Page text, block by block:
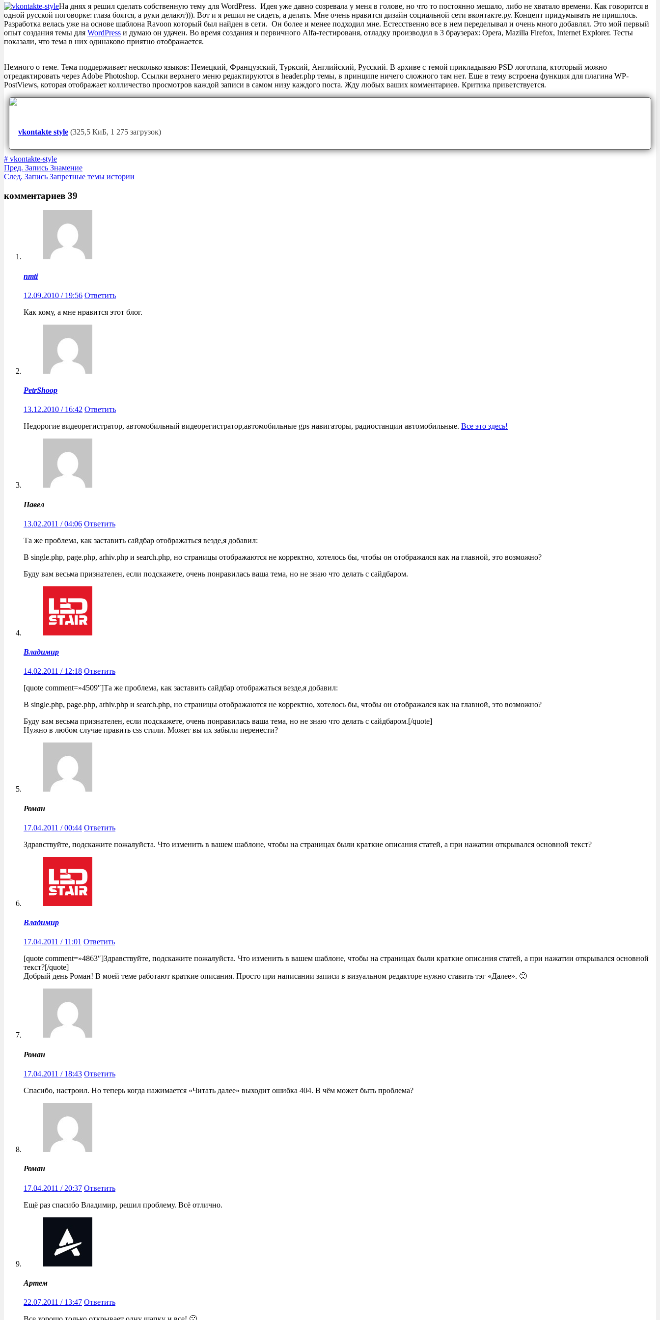
На днях я решил сделать собственную тему для WordPress. Идея уже давно созревала у меня в голове, но что то постоянно мешало, либо не хватало времени. Как говорится в
одной русской поговорке: глаза боятся, а руки делают))). Вот и я решил не сидеть, а делать. Мне очень нравится дизайн социальной сети вконтакте.ру. Концепт придумывать не пришлось.
Разработка велась уже на основе шаблона Ravoon который был найден в сети. Он более и менее подходил мне. Естесственно все в нем переделывал и очень много добавлял. Это мой первый
опыт создания темы для WordPress и думаю он удачен. Во время создания и первичного Alfa-тестированя, отладку производил в 3 браузерах: Opera, Mazilla Firefox, Internet Explorer. Тесты
показали, что тема в них одинаково приятно отображается.
Немного о теме. Тема поддерживает несколько языков: Немецкий, Французский, Турксий, Английский, Русский. В архиве с темой прикладываю PSD логотипа, ктоторый можно
отредактировать через Adobe Photoshop. Ссылки верхнего меню редактируются в header.php темы, в принципе ничего сложного там нет. Еще в тему встроена функция для плагина WP-
PostViews, которая отображает колличество просмотров каждой записи в самом низу каждого поста. Жду любых ваших комментариев. Критика приветствуется.
vkontakte style (325,5 КиБ, 1 275 загрузок)
# vkontakte-style
Пред. Запись Знамение
След. Запись Запретные темы истории
комментариев 39
nmti
12.09.2010 / 19:56 Ответить
Как кому, а мне нравится этот блог.
PetrShoop
13.12.2010 / 16:42 Ответить
Недорогие видеорегистратор, автомобильный видеорегистратор,автомобильные gps навигаторы, радиостанции автомобильные. Все это здесь!
Павел
13.02.2011 / 04:06 Ответить
Та же проблема, как заставить сайдбар отображаться везде,я добавил:
В single.php, page.php, arhiv.php и search.php, но страницы отображаются не корректно, хотелось бы, чтобы он отображался как на главной, это возможно?
Буду вам весьма признателен, если подскажете, очень понравилась ваша тема, но не знаю что делать с сайдбаром.
Владимир
14.02.2011 / 12:18 Ответить
[quote comment=»4509″]Та же проблема, как заставить сайдбар отображаться везде,я добавил:
В single.php, page.php, arhiv.php и search.php, но страницы отображаются не корректно, хотелось бы, чтобы он отображался как на главной, это возможно?
Буду вам весьма признателен, если подскажете, очень понравилась ваша тема, но не знаю что делать с сайдбаром.[/quote]
Нужно в любом случае править css стили. Может вы их забыли перенести?
Роман
17.04.2011 / 00:44 Ответить
Здравствуйте, подскажите пожалуйста. Что изменить в вашем шаблоне, чтобы на страницах были краткие описания статей, а при нажатии открывался основной текст?
Владимир
17.04.2011 / 11:01 Ответить
[quote comment=»4863″]Здравствуйте, подскажите пожалуйста. Что изменить в вашем шаблоне, чтобы на страницах были краткие описания статей, а при нажатии открывался основной
текст?[/quote]
Добрый день Роман! В моей теме работают краткие описания. Просто при написании записи в визуальном редакторе нужно ставить тэг «Далее». 🙂
Роман
17.04.2011 / 18:43 Ответить
Спасибо, настроил. Но теперь когда нажимается «Читать далее» выходит ошибка 404. В чём может быть проблема?
Роман
17.04.2011 / 20:37 Ответить
Ещё раз спасибо Владимир, решил проблему. Всё отлично.
Артем
22.07.2011 / 13:47 Ответить